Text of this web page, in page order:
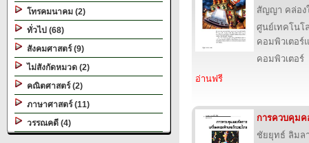
โทรคมนาคม (2)
ทั่วไป (68)
สังคมศาสตร์ (9)
ไม่สังกัดหมวด (2)
คณิตศาสตร์ (2)
ภาษาศาสตร์ (11)
วรรณคดี (4)
สัญญา คล่อง
ศูนย์เทคโนโ
คอมพิวเตอร์
คอมพิวเตอร์
อ่านฟรี
การควบคุมค
ชัยยุทธ์ ลิมล